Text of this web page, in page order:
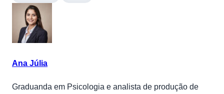
Ana Júlia
Graduanda em Psicologia e analista de produção de